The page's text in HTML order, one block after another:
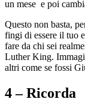
un mese e poi
Questo non basta,
fingi di essere il tuo
fare da chi sei
Luther King.
altri come se fossi
4 – Ricorda